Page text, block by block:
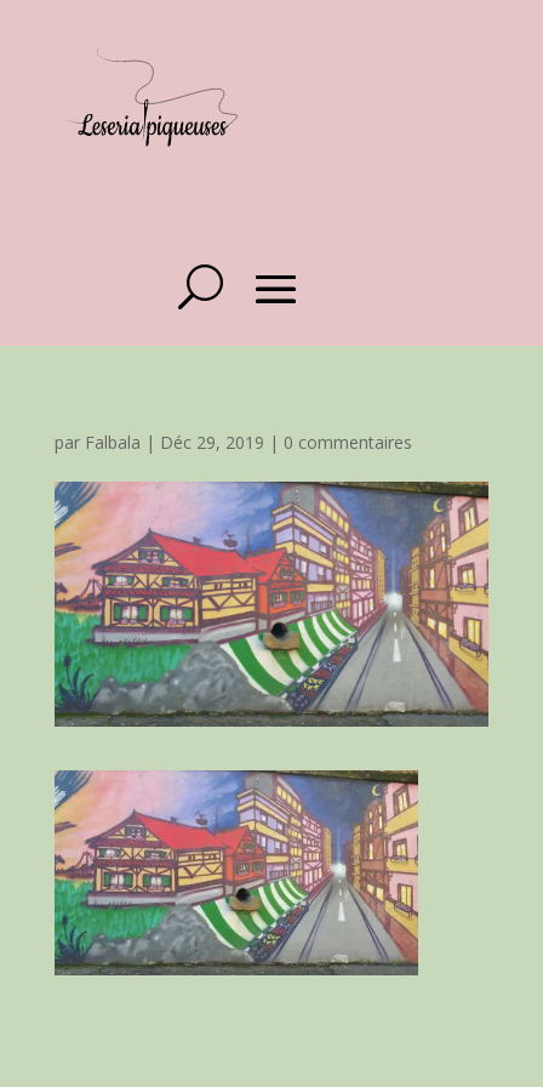
par Falbala | Déc 29, 2019 | 0 commentaires